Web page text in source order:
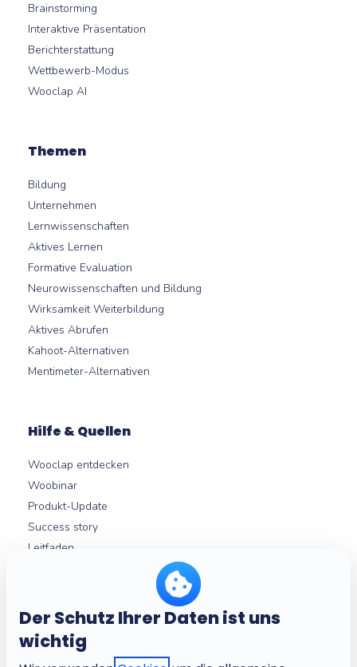
Der Schutz Ihrer Daten ist uns
wichtig
Brainstorming
Interaktive Präsentation
Berichterstattung
Wettbewerb-Modus
Wooclap AI
Themen
Bildung
Unternehmen
Lernwissenschaften
Aktives Lernen
Formative Evaluation
Neurowissenschaften und Bildung
Wirksamkeit Weiterbildung
Aktives Abrufen
Kahoot-Alternativen
Mentimeter-Alternativen
Hilfe & Quellen
Wooclap entdecken
Woobinar
Produkt-Update
Success story
Leitfaden
Über